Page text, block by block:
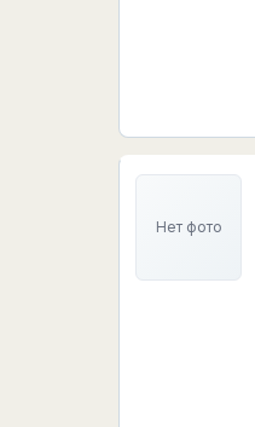
Нет фото